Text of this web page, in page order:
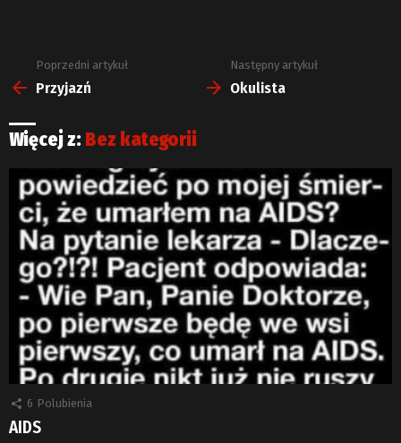
Zobacz
więcej
Poprzedni artykuł
Przyjazń
Następny artykuł
Okulista
Więcej z: Bez kategorii
6 Polubienia
AIDS